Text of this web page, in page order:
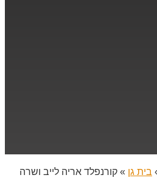
בית גן » קורנפלד אריה לייב ושרה